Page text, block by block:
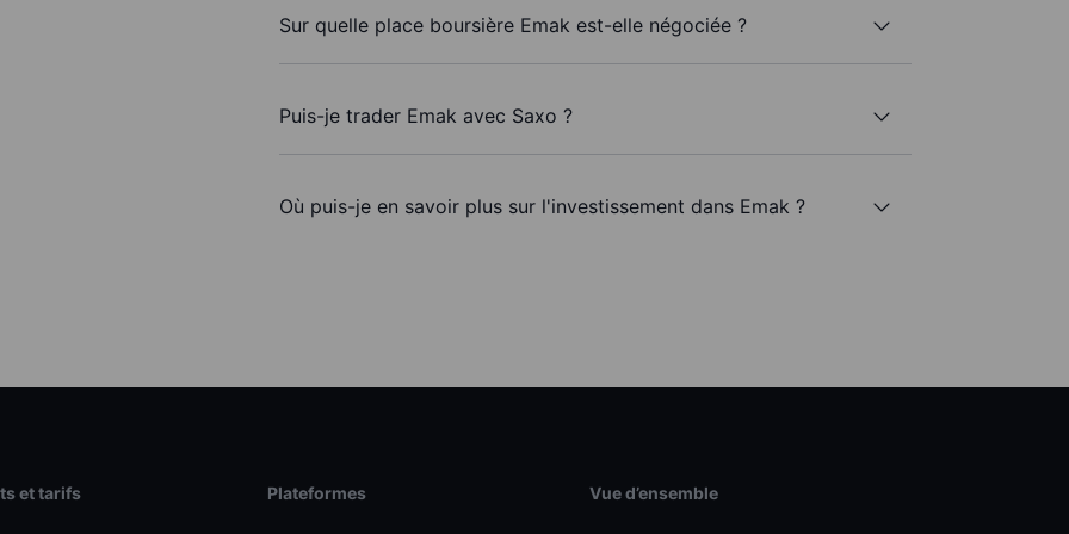
Sur quelle place boursière Emak est-elle négociée ?
Puis-je trader Emak avec Saxo ?
Où puis-je en savoir plus sur l'investissement dans Emak ?
et tarifs Plateformes Vue d’ensemble